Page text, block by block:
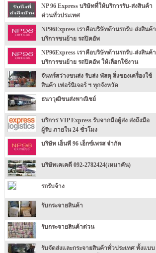
NP 96 Express บริษัทที่ให้บริการรับ-ส่งสินค้า
ด่วนทั่วประเทศ
NP96Express เราคือบริษัทด้านรถรับ-ส่งสินค้า
บริการขนย้าย รถปิคอัพ
NP96Express เราคือบริษัทด้านรถรับ-ส่งสินค้า
บริการขนย้าย รถปิคอัพ ให้เลือกใช้งาน
จันทร์สว่างขนส่ง รับส่ง พัสดุ สิ่งของเครื่องใช้
สินค้า เฟอร์นิเจอร์ ฯ ทุกจังหวัด
ธนาวุฒิขนส่งพาณิชย์
บริการ VIP Express รับจากมือผู้ส่ง ส่งถึงมือ
ผู้รับ ภายใน 24 ชั่วโมง
บริษัท เอ็นพี 96 เอ็กซ์เพรส จำกัด
บริษัทเคเคดี 092-2782424(เหมาคัน)
รถรับจ้าง
รับกระจายสินค้า
รับกระจายสินค้าด่วน
รับจัดส่งและกระจายสินค้าทั่วประเทศ ทั้งแบบ